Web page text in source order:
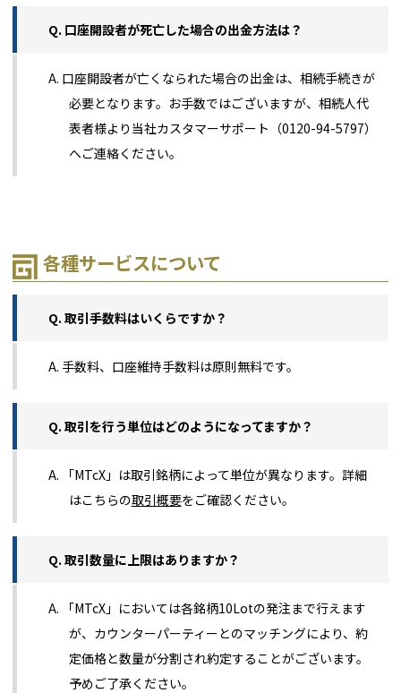
Q. 口座開設者が死亡した場合の出金方法は？
A. 口座開設者が亡くなられた場合の出金は、相続手続きが
必要となります。お手数ではございますが、相続人代
表者様より当社カスタマーサポート（0120-94-5797）
へご連絡ください。
各種サービスについて
Q. 取引手数料はいくらですか？
A. 手数料、口座維持手数料は原則無料です。
Q. 取引を行う単位はどのようになってますか？
A. 「MTcX」は取引銘柄によって単位が異なります。詳細
はこちらの取引概要をご確認ください。
Q. 取引数量に上限はありますか？
A. 「MTcX」においては各銘柄10Lotの発注まで行えます
が、カウンターパーティーとのマッチングにより、約
定価格と数量が分割され約定することがございます。
予めご了承ください。